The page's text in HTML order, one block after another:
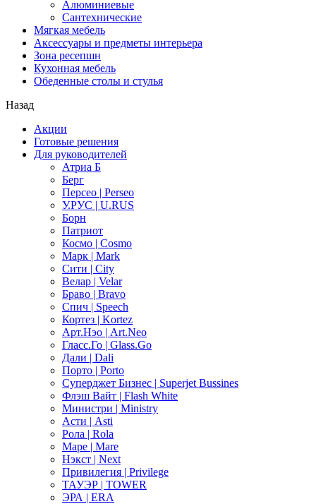
Алюминиевые
Сантехнические
Мягкая мебель
Аксессуары и предметы интерьера
Зона ресепшн
Кухонная мебель
Обеденные столы и стулья
Назад
Акции
Готовые решения
Для руководителей
Атриа Б
Берг
Персео | Perseo
У.РУС | U.RUS
Борн
Патриот
Космо | Cosmo
Марк | Mark
Сити | City
Велар | Velar
Браво | Bravo
Спич | Speech
Кортез | Kortez
Арт.Нэо | Art.Neo
Гласс.Го | Glass.Go
Дали | Dali
Порто | Porto
Суперджет Бизнес | Superjet Bussines
Флэш Вайт | Flash White
Министри | Ministry
Асти | Asti
Рола | Rola
Маре | Mare
Нэкст | Next
Привилегия | Privilege
ТАУЭР | TOWER
ЭРА | ERA